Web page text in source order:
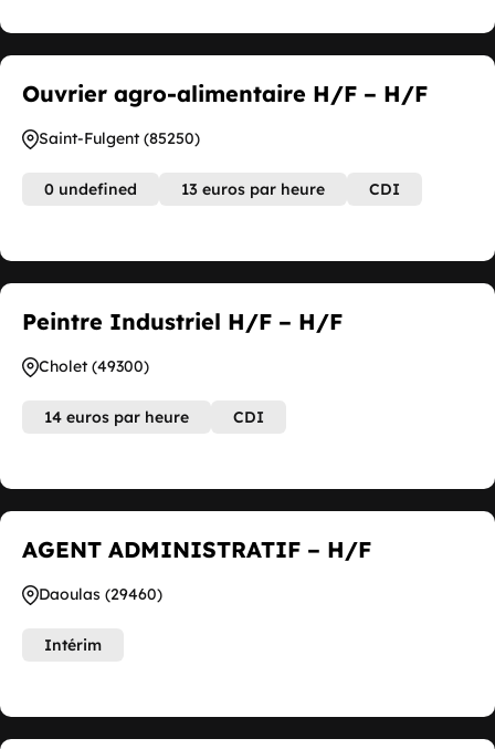
Ouvrier agro-alimentaire H/F – H/F
Saint-Fulgent (85250)
0 undefined 13 euros par heure CDI
Peintre Industriel H/F – H/F
Cholet (49300)
14 euros par heure CDI
AGENT ADMINISTRATIF – H/F
Daoulas (29460)
Intérim